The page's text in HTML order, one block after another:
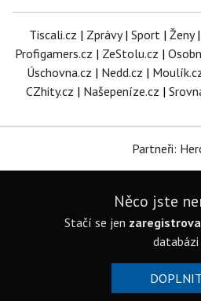
Tiscali.cz | Zprávy| Sport | Ženy|
Profigamers.cz | ZeStolu.cz |
Úschovna.cz | Nedd.cz |
CZhity.cz | Našepeníze.cz |
Partneři:
Něco jste
Stačí se jen
databázi
DOPLNIT